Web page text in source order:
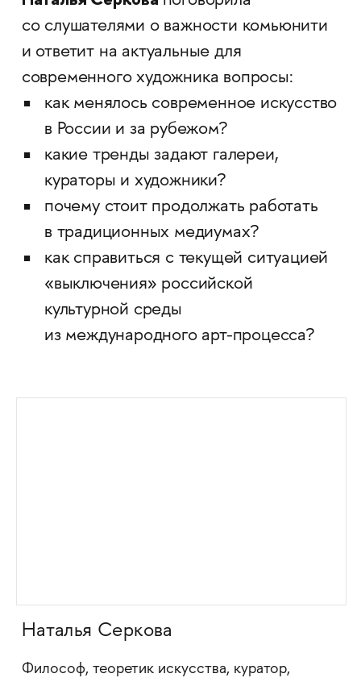
со слушателями о важности комьюнити
и ответит на актуальные для
современного художника вопросы:
как менялось современное искусство
в России и за рубежом?
какие тренды задают галереи,
кураторы и художники?
почему стоит продолжать работать
в традиционных медиумах?
как справиться с текущей ситуацией
«выключения» российской
культурной среды
из международного арт-процесса?
Наталья Серкова
Философ, теоретик искусства, куратор,